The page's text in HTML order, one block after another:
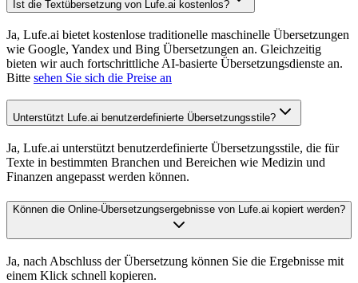
Ist die Textübersetzung von Lufe.ai kostenlos?
Ja, Lufe.ai bietet kostenlose traditionelle maschinelle Übersetzungen
wie Google, Yandex und Bing Übersetzungen an. Gleichzeitig
bieten wir auch fortschrittliche AI-basierte Übersetzungsdienste an.
Bitte sehen Sie sich die Preise an
Unterstützt Lufe.ai benutzerdefinierte Übersetzungsstile?
Ja, Lufe.ai unterstützt benutzerdefinierte Übersetzungsstile, die für
Texte in bestimmten Branchen und Bereichen wie Medizin und
Finanzen angepasst werden können.
Können die Online-Übersetzungsergebnisse von Lufe.ai kopiert werden?
Ja, nach Abschluss der Übersetzung können Sie die Ergebnisse mit
einem Klick schnell kopieren.